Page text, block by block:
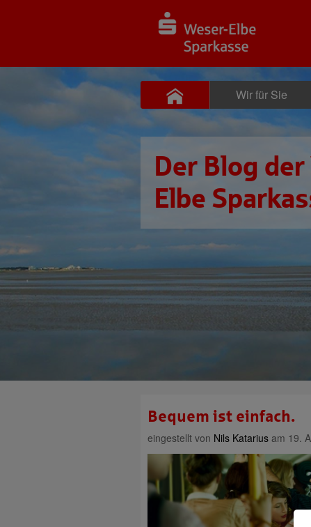
Wir für Sie
Der Blog der
Elbe
Bequem ist einfach.
eingestellt von Nils Katarius am 19.